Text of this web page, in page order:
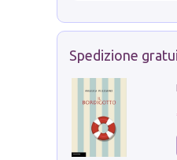
Spedizione